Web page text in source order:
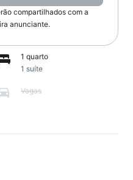
compartilhados com a
anunciante.
1 quarto
1 suíte
Vagas